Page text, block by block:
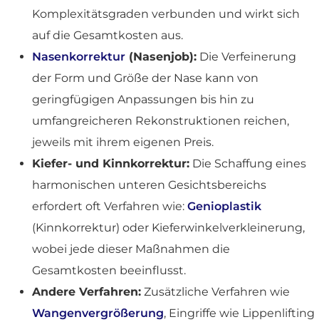
Komplexitätsgraden verbunden und wirkt sich
auf die Gesamtkosten aus.
Nasenkorrektur (Nasenjob): Die Verfeinerung
der Form und Größe der Nase kann von
geringfügigen Anpassungen bis hin zu
umfangreicheren Rekonstruktionen reichen,
jeweils mit ihrem eigenen Preis.
Kiefer- und Kinnkorrektur: Die Schaffung eines
harmonischen unteren Gesichtsbereichs
erfordert oft Verfahren wie: Genioplastik
(Kinnkorrektur) oder Kieferwinkelverkleinerung,
wobei jede dieser Maßnahmen die
Gesamtkosten beeinflusst.
Andere Verfahren: Zusätzliche Verfahren wie
Wangenvergrößerung, Eingriffe wie Lippenlifting